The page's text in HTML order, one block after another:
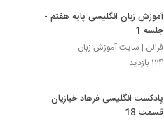
آموزش زبان انگلیسی پایه هفتم -
جلسه 1
فرالن | سایت آموزش زبان
۱۲۴ بازدید
پادکست انگلیسی فرهاد خبازیان
قسمت 18